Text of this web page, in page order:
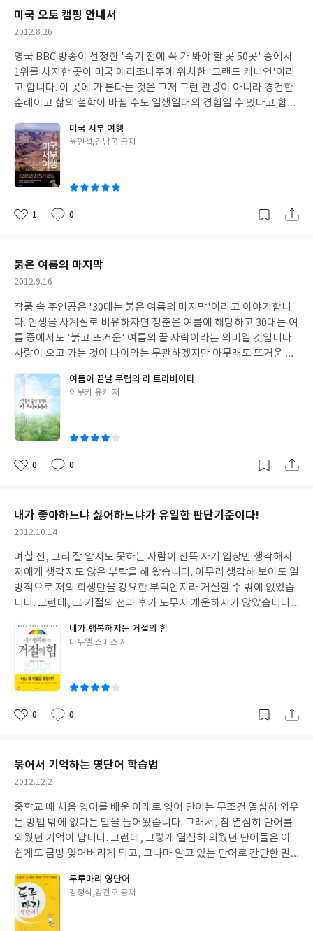
'여가시간을 활용하는 법'은 일 이외에 쓸 시간을 확보하는 법과 가
족과 함께 하는 여가시간을 갖는 방법을 설명하고 있습니다. 이 책은
꼭 직장인이 아니더라도 시간을 효율적으로 관리하고 싶은 생각이
있는 사람들이 읽으면 도움이 될 것 같습니다.
어릴 적 학교에서 지구상에 세 가지 인종이 있다고 배웠습니다. 그런
데, '백인종, 흑인종, 황인종' 이렇게 편의적으로 나눈 구분이 뉴욕
에서는 별로 무의미하다고 합니다. 뉴욕에서 날마다 마주치게 되는
사람들을 보면 이 세 가지 유형으로 나눌 수 없는 경우가 많기 때문
입니다. 뉴욕에서 사람들은 자신의 정체성을 피부 색깔에 기대지 않
고, 국가에 기대지 않고, 부모에게도 기대지 않습니다. 자신과 피부
색이 같은 사람을 만나는 것이 더 힘든 곳에서, 뉴욕 사람들은 '다
기합니다. "모두가 똑같은, 종종 똑같아야만 하는 땅에서 온 나는,
그래서 다름을 인정하는 이들의 넉넉한 시선이 부럽다. 다른 것은 틀
린 것이 아니다." 이 말이 참 마음에 와 닿았습니다. 뉴욕이 세계 제
일의 도시라는 것은 하늘 높이 치 솟은 빌딩 숲 때문이 아니라 이러
한 관용의 마음을 가진 사람들이 사는 곳이기 때문일 것입니다. 저도
뉴욕에서 살아 보고픈 소망이 있습니다. 스쳐 지나가는 여행자가 아
니라 그리 오랜 시간이 아니더라도 뉴욕에 정주하여 뉴욕의 공기를
미국 오토 캠핑 안내서
작
일
2012.8.26
영국 BBC 방송이 선정한 '죽기 전에 꼭 가 봐야 할 곳 50곳' 중에서
1위를 차지한 곳이 미국 애리조나주에 위치한 '그랜드 캐니언'이라
고 합니다. 이 곳에 가 본다는 것은 그저 그런 관광이 아니라 경건한
순례이고 삶의 철학이 바뀔 수도 일생일대의 경험일 수 있다고 합니
그 곳의 장관은 이미 사진이나 영상물로 접한 적이 있기 때문에 대략
감이 잡히지만 실제로 그 곳을 보면 어떤 느낌이 들지 궁금합니다.
미국은 문명의 구조물 뿐 아니라 자연 그 자체도 거대하기만 합니다.
곳곳을 국립공원으로 지정하여 보호하고 있습니다. 미국인들은 국
립공원을 독립선언서 만큼이나 자랑스럽게 여긴다고 합니다. 아름
다운 대지를 그들만이 아닌 세계 모든 사람들을 위해 남겨 놓고 보호
서'는 '최대한 많은 사람들이 국립공원을 찾아서 자연을 즐기고 재
충전할 수 있어야 한다'는 철학을 가지고 있었습니다. 그래서, 현재
도 미국의 국립공원 년간 이용권은 고작 80달러이고, 미국인과 외
국인의 차별도 없다고 합니다. 미국의 국립공원은 '자동차의', '자동
차에 의한', '자동차를 위한' 곳이라고 합니다. 이렇게 자동차 친화
적인 국립공원을 여행하기 위한 가장 좋은 방법은 오토캠핑입니다.
이 책은 미국 서부 지역에 있는 국립공원을 여행하는데 도움을 주기
미티가 있는 '시에라 네바다 사막', 서부 영혼의 원천인 '그랜드 서
클', 그리고 '뉴 멕시코와 텍사스' 등 크게 네 지역으로 구분하여 15
개 국립공원을 소개하고 있습니다. 미국 국립공원 오토캠핑을 위한
유용한 팁을 잘 정리하여 렌트카 예약은 어떻게 해야 하는지, 준비
물은 무엇인지, 캠핑장 이용은 어떻게 하는지 등 뿐 아니라, 각 국립
공원마다 마련되어 있는 캠핑장 정보, 부대시설 정보 등을 꼼꼼하게
소개하고 있습니다. 캠핑카 여행을 꿈 꾸는 독자라면 이 책이 그 꿈
진만 보아도 만족합니다.
미국 서부 여행
글
윤인섭,김남국 공저
좋
1
댓
0
작
붉은 여름의 마지막
작
일
2012.9.16
작품 속 주인공은 '30대는 붉은 여름의 마지막'이라고 이야기합니
다. 인생을 사계절로 비유하자면 청춘은 여름에 해당하고 30대는 여
름 중에서도 '붉고 뜨거운' 여름의 끝 자락이라는 의미일 것입니다.
사랑이 오고 가는 것이 나이와는 무관하겠지만 아무래도 뜨거운 사
는 동갑내기 남녀의 사랑 이야기입니다. 이미 한 차례 사랑이 휩쓸고
지나간 두 사람에게 뜨거운 사랑에 대한 희망이나 환상 따위는 없습
니다. 하지만, 사랑의 바람은 조금씩 두 사람에게 다가와 몸을 쓸고
지나갑니다. 여자는 제대로 학교를 끝내지도 못하고 어린 나이에 결
혼을 하였지만, 사고로 아들을 바다에서 잃고, 얼마 후 남편까지 외
지에서 불행한 죽음을 맞습니다. 그녀는 여름이면 가족의 추억이 서
을 느낍니다. 그는 돌아가신 어머니의 별장을 정리하기 위해 6주 휴
가를 얻어 바닷가 마을에 오게 됩니다. 어른들의 연애소설이라고 책
소개에 나오지만 아직 채 마흔도 되지 않은 주인공들의 사랑 이야기
가 그다지 '어른'들의 연애스럽지는 않습니다. 소설 속 주인공의 연
애 감정은 마치 초등학생들의 그것과 같습니다. 주인공을 정서를 비
유하면 아래와 같을 것입니다. '새로 짝이 된 소년은 얼굴이 하얗고
손가락이 길쭉하여 어딘지 곱게 자란 티가 나는 우등생입니다. 그런
년의 세계'에 대해 한 없는 동경을 갖고 있지만 그 세계에 발을 내딛
기가 두렵습니다. 소년은 처음에는 소녀가 마땅찮았습니다. 아니,
무관심했다는 감정이 더 가까울 것입니다. 그런데, 남들이 보기에
어느 하나 빠지는 것이 없어 보이는 소년이자만, 정작 소년은 행복
하지가 않습니다. 소년의 마음은 반쯤 닫힌 채 누군가 활짝 그 문을
열어 주기를 기다리고 있습니다.' 이제 곧 마흔이 되는 남녀들의 이
야기라고 하기에는 너무 예쁘게만 이야기가 전개되는 것이 이 소설
여름이 끝날 무렵의 라 트라비아타
글
이부키 유키 저
좋
0
댓
0
작
내가 좋아하느냐 싫어하느냐가 유일한 판단기준이다!
작
일
2012.10.14
며칠 전, 그리 잘 알지도 못하는 사람이 잔뜩 자기 입장만 생각해서
저에게 생각지도 않은 부탁을 해 왔습니다. 아무리 생각해 보아도 일
방적으로 저의 희생만을 강요한 부탁인지라 거절할 수 밖에 없었습
니다. 그런데, 그 거절의 전과 후가 도무지 개운하지가 않았습니다.
같습니다. 미국에서 200만 부가 넘게 팔린 베스트셀러인 이 책은 인
간 관계에서 발생하는 커뮤니케이션의 문제로 고민하는 수많은 사
람들에게 실제적인 도움을 준 전설적인 책이라고 합니다. 책의 서두
에는 '자기주장 권리선언 10계명'이 나옵니다. "(1)당신은 스스로
판단할 권리가 있다. (2)당신은 이유를 말하지 않을 권리가 있다. (3)
당신은 스스로 책임질 권리가 있다. (4)당신은 마음을 바꿀 권리가
다. (8)당신은 비논리적으로 결정할 권리가 있다. (9)당신은 남을 이
해하지 않을 권리가 있다. (10)당신은 "관심없어"라고 말할 권리가
있다." 지은이는 이 10계명이 자기의 감정과 행동을 판단하는 가장
기본적인 기준이 되어야 한다고 합니다. 이것이야말로 자기를 표현
하고, 다른 사람의 비난과 조작으로부터 자신을 보호하는 기술이라
는 것입니다. 사람이 살아가면서 수 없이 많이 발생하는 문제와 갈등
은 피할 수 없는 것이지만, 이러한 문제를 야기하는 사람들에 대처
기에 있다고 합니다. 지은이는 무엇보다도 '내가 좋으냐 싫으냐'를
판단기준으로 삼으라고 말합니다. 모든 일에 옳고 그름의 잣대를 들
이대지 말라고도 충고합니다. 왜냐하면 절대적으로 옳고 그른 도덕
적 가치란 애초 존재하지 않기 때문이기 때문입니다. 지은이의 주장
내가 행복해지는 거절의 힘
글
마누엘 스미스 저
좋
0
댓
0
작
묶어서 기억하는 영단어 학습법
작
일
2012.12.2
중학교 때 처음 영어를 배운 이래로 영어 단어는 무조건 열심히 외우
는 방법 밖에 없다는 말을 들어왔습니다. 그래서, 참 열심히 단어를
외웠던 기억이 납니다. 그런데, 그렇게 열심히 외웠던 단어들은 아
쉽게도 금방 잊어버리게 되고, 그나마 알고 있는 단어로 간단한 말
한 영어 공부는 더 이상 할 필요가 없는 지금, 아이의 영어 공부를 위
해 이런 저런 영어책들을 보곤 합니다. 이 책은 영어 단어를 효과적
으로 익힐 수 있도록 하는 목적으로 나온 책입니다. 이 책에서 표제
두루마리 영단어
글
김정석,김건오 공저